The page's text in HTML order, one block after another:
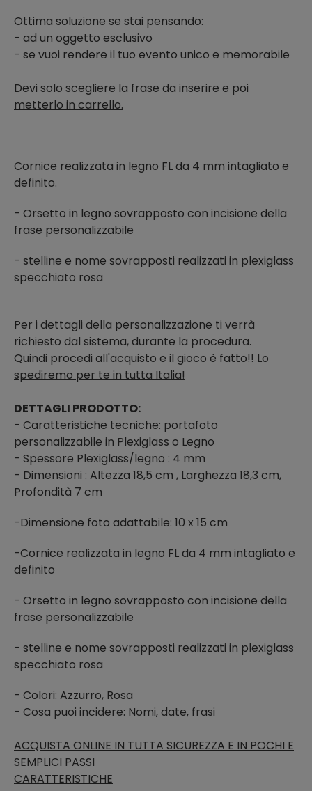
Ottima soluzione se stai pensando:
- ad un oggetto esclusivo
- se vuoi rendere il tuo evento unico e memorabile
Devi solo scegliere la frase da inserire e poi
metterlo in carrello.
Cornice realizzata in legno FL da 4 mm intagliato e
definito.
- Orsetto in legno sovrapposto con incisione della
frase personalizzabile
- stelline e nome sovrapposti realizzati in plexiglass
specchiato rosa
Per i dettagli della personalizzazione ti verrà
richiesto dal sistema, durante la procedura.
Quindi procedi all'acquisto e il gioco è fatto!! Lo
spediremo per te in tutta Italia!
DETTAGLI PRODOTTO:
- Caratteristiche tecniche: portafoto
personalizzabile in Plexiglass o Legno
- Spessore Plexiglass/legno : 4 mm
- Dimensioni : Altezza 18,5 cm , Larghezza 18,3 cm,
Profondità 7 cm
-Dimensione foto adattabile: 10 x 15 cm
-Cornice realizzata in legno FL da 4 mm intagliato e
definito
- Orsetto in legno sovrapposto con incisione della
frase personalizzabile
- stelline e nome sovrapposti realizzati in plexiglass
specchiato rosa
- Colori: Azzurro, Rosa
- Cosa puoi incidere: Nomi, date, frasi
ACQUISTA ONLINE IN TUTTA SICUREZZA E IN POCHI E
SEMPLICI PASSI
CARATTERISTICHE